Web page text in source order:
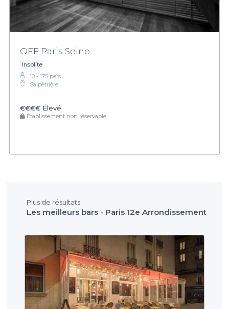
OFF Paris Seine
Insolite
10 - 175 pers.
Salpêtrière
€€€€ Élevé
Établissement non réservable
Plus de résultats
Les meilleurs bars - Paris 12e Arrondissement